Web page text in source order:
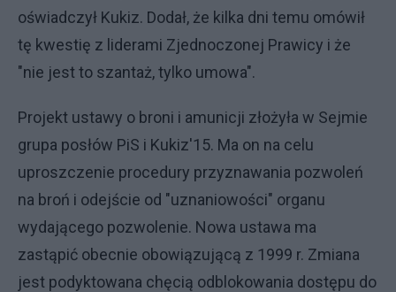
oświadczył Kukiz. Dodał, że kilka dni temu omówił
tę kwestię z liderami Zjednoczonej Prawicy i że
"nie jest to szantaż, tylko umowa".
Projekt ustawy o broni i amunicji złożyła w Sejmie
grupa posłów PiS i Kukiz'15. Ma on na celu
uproszczenie procedury przyznawania pozwoleń
na broń i odejście od "uznaniowości" organu
wydającego pozwolenie. Nowa ustawa ma
zastąpić obecnie obowiązującą z 1999 r. Zmiana
jest podyktowana chęcią odblokowania dostępu do